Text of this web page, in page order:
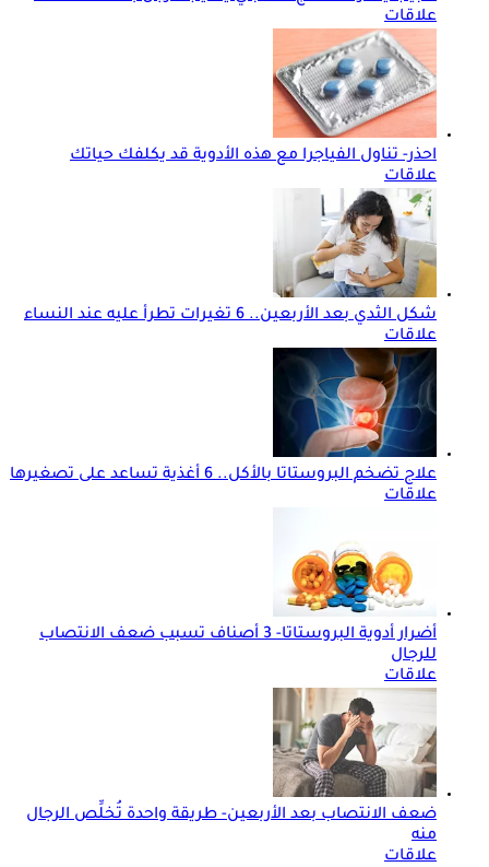
علاقات
احذر- تناول الفياجرا مع هذه الأدوية قد يكلفك حياتك
علاقات
شكل الثدي بعد الأربعين.. 6 تغيرات تطرأ عليه عند النساء
علاقات
علاج تضخم البروستاتا بالأكل.. 6 أغذية تساعد على تصغيرها
علاقات
أضرار أدوية البروستاتا- 3 أصناف تسبب ضعف الانتصاب
للرجال
علاقات
ضعف الانتصاب بعد الأربعين- طريقة واحدة تُخلِّص الرجال
منه
علاقات